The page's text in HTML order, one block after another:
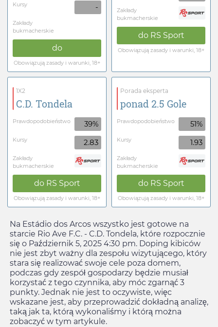
Kursy -
Zakłady
bukmacherskie
do
Obowiązują zasady i warunki, 18+
Zakłady
bukmacherskie
do RS Sport
Obowiązują zasady i warunki, 18+
1X2
C.D. Tondela
Prawdopodobieństwo 39%
Kursy 2.83
Zakłady
bukmacherskie
do RS Sport
Obowiązują zasady i warunki, 18+
Porada eksperta
ponad 2.5 Gole
Prawdopodobieństwo 51%
Kursy 1.93
Zakłady
bukmacherskie
do RS Sport
Obowiązują zasady i warunki, 18+
Na Estádio dos Arcos wszystko jest gotowe na
starcie Rio Ave F.C. - C.D. Tondela, które rozpocznie
się o Październik 5, 2025 4:30 pm. Doping kibiców
nie jest zbyt ważny dla zespołu wizytującego, który
stara się realizować swoje cele poza domem,
podczas gdy zespół gospodarzy będzie musiał
korzystać z tego czynnika, aby móc zgarnąć 3
punkty. Jednak nie jest to oczywiste, więc
wskazane jest, aby przeprowadzić dokładną analizę,
taką jak ta, którą wykonaliśmy i którą można
zobaczyć w tym artykule.